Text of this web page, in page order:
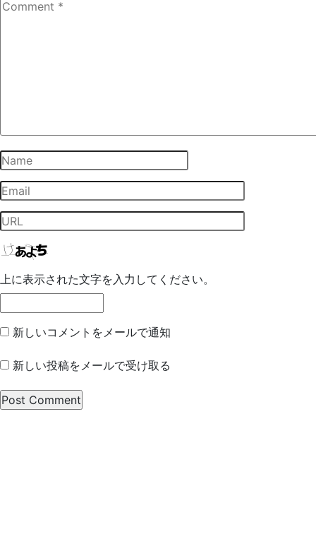
上に表示された文字を入力してください。
新しいコメントをメールで通知
新しい投稿をメールで受け取る